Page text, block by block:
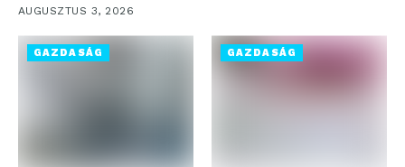
AUGUSZTUS 3, 2026
GAZDASÁG GAZDASÁG